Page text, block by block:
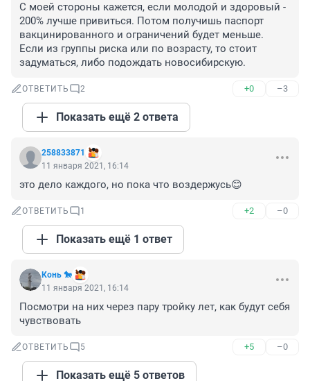
С моей стороны кажется, если молодой и здоровый -
200% лучше привиться. Потом получишь паспорт
вакцинированного и ограничений будет меньше.
Если из группы риска или по возрасту, то стоит
задуматься, либо подождать новосибирскую.
ОТВЕТИТЬ 2 +0 –3
Показать ещё 2 ответа
258833871
11 января 2021, 16:14
это дело каждого, но пока что воздержусь😊
ОТВЕТИТЬ 1 +2 –0
Показать ещё 1 ответ
Конь 🐎
11 января 2021, 16:14
Посмотри на них через пару тройку лет, как будут себя
чувствовать
ОТВЕТИТЬ 5 +5 –0
Показать ещё 5 ответов